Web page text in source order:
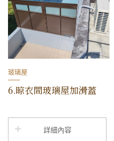
玻璃屋
6.晾衣間玻璃屋加滑蓋
詳細內容